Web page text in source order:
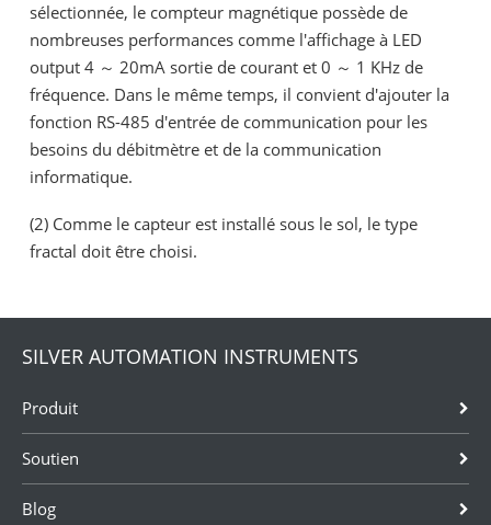
sélectionnée, le compteur magnétique possède de
nombreuses performances comme l'affichage à LED
output 4 ～ 20mA sortie de courant et 0 ～ 1 KHz de
fréquence. Dans le même temps, il convient d'ajouter la
fonction RS-485 d'entrée de communication pour les
besoins du débitmètre et de la communication
informatique.
(2) Comme le capteur est installé sous le sol, le type
fractal doit être choisi.
SILVER AUTOMATION INSTRUMENTS
Produit
Soutien
Blog